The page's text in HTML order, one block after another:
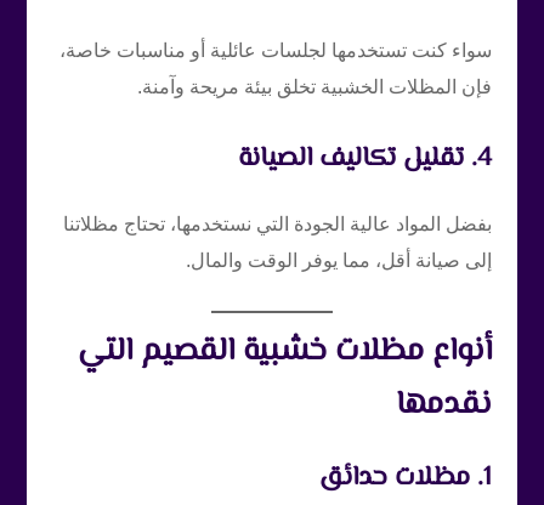
سواء كنت تستخدمها لجلسات عائلية أو مناسبات خاصة،
فإن المظلات الخشبية تخلق بيئة مريحة وآمنة.
4. تقليل تكاليف الصيانة
بفضل المواد عالية الجودة التي نستخدمها، تحتاج مظلاتنا
إلى صيانة أقل، مما يوفر الوقت والمال.
أنواع مظلات خشبية القصيم التي
نقدمها
1. مظلات حدائق